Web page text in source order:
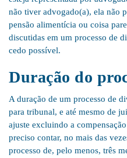
não tiver advogado(a), ela não
pensão alimentícia ou coisa
discutidas em um processo de
cedo possível.
Duração do
A duração de um processo de
para tribunal, e até mesmo de
ajuste excluindo a
preciso contar, no mais das
processo de, pelo menos, três